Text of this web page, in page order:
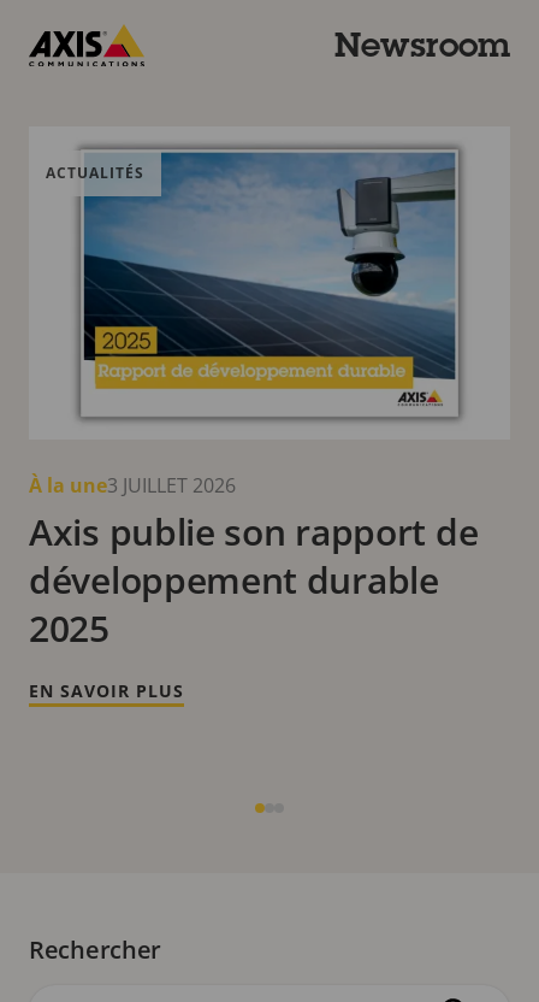
contenu
Newsroom
Dernières actualités et derniers
1of 3
Axis publie son rapport de
développement durable
2025
ACTUALITÉS
À la une3 JUILLET 2026
EN SAVOIR PLUS
Rechercher